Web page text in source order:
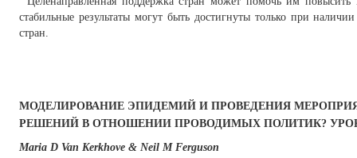
стабильные результаты могут быть достигнуты только при
стран.
МОДЕЛИРОВАНИЕ ЭПИДЕМИЙ И ПРОВЕДЕНИЯ
РЕШЕНИЙ В ОТНОШЕНИИ ПРОВОДИМЫХ ПОЛИТИК?
Maria D Van Kerkhove & Neil M Ferguson